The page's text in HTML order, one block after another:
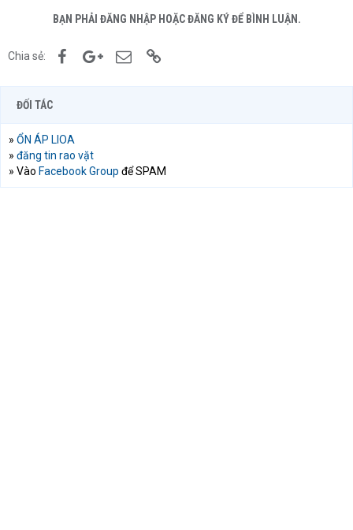
BẠN PHẢI ĐĂNG NHẬP HOẶC ĐĂNG KÝ ĐỂ BÌNH LUẬN.
Chia sẻ: FacebookGoogle+Email
ĐỐI TÁC
» ỔN ÁP LIOA
» đăng tin rao vặt
» Vào Facebook Group để SPAM